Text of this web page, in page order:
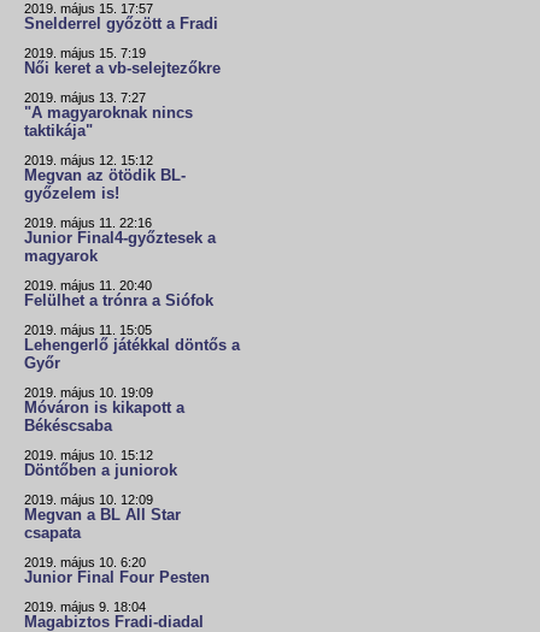
2019. május 15. 17:57
Snelderrel győzött a Fradi
2019. május 15. 7:19
Női keret a vb-selejtezőkre
2019. május 13. 7:27
"A magyaroknak nincs
taktikája"
2019. május 12. 15:12
Megvan az ötödik BL-
győzelem is!
2019. május 11. 22:16
Junior Final4-győztesek a
magyarok
2019. május 11. 20:40
Felülhet a trónra a Siófok
2019. május 11. 15:05
Lehengerlő játékkal döntős a
Győr
2019. május 10. 19:09
Móváron is kikapott a
Békéscsaba
2019. május 10. 15:12
Döntőben a juniorok
2019. május 10. 12:09
Megvan a BL All Star
csapata
2019. május 10. 6:20
Junior Final Four Pesten
2019. május 9. 18:04
Magabiztos Fradi-diadal